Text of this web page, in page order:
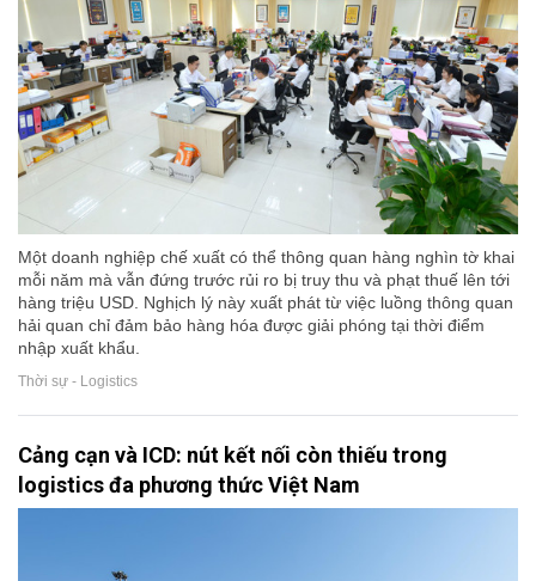
Một doanh nghiệp chế xuất có thể thông quan hàng nghìn tờ khai
mỗi năm mà vẫn đứng trước rủi ro bị truy thu và phạt thuế lên tới
hàng triệu USD. Nghịch lý này xuất phát từ việc luồng thông quan
hải quan chỉ đảm bảo hàng hóa được giải phóng tại thời điểm
nhập xuất khẩu.
Thời sự - Logistics
Cảng cạn và ICD: nút kết nối còn thiếu trong
logistics đa phương thức Việt Nam